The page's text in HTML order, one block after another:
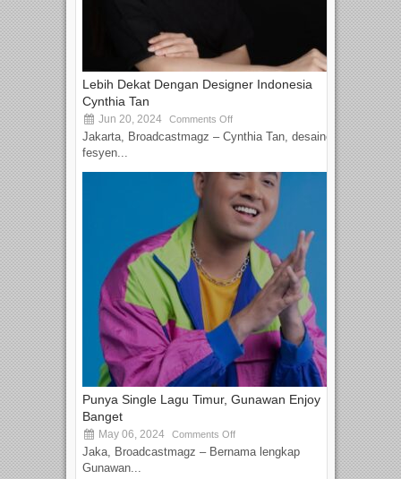
Lebih Dekat Dengan Designer Indonesia
Cynthia Tan
Jun 20, 2024 Comments Off
Jakarta, Broadcastmagz – Cynthia Tan, desainer
fesyen...
Punya Single Lagu Timur, Gunawan Enjoy
Banget
May 06, 2024 Comments Off
Jaka, Broadcastmagz – Bernama lengkap
Gunawan...